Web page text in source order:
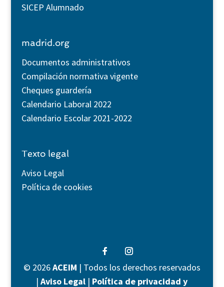
SICEP Alumnado
madrid.org
Documentos administrativos
Compilación normativa vigente
Cheques guardería
Calendario Laboral 2022
Calendario Escolar 2021-2022
Texto legal
Aviso Legal
Política de cookies
© 2026ACEIM | Todos los derechos reservados
|Aviso Legal | Política de privacidad y